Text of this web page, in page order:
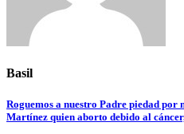
Basil
Navegación
Roguemos a nuestro Padre piedad
Martínez quien aborto debido al